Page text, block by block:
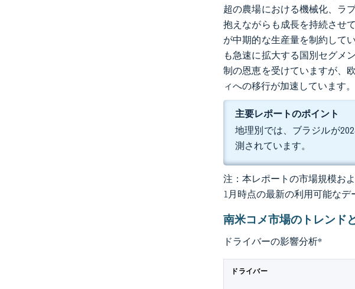
超の農場における機械化、ラ
抱えながらも成長を持続させ
が中期的な生産量を制約して
も急速に拡大する国別セグメ
制の恩恵を受けていますが、
ィへの移行が加速しています。
主要レポートのポイント
地理別では、ブラジルが
測されています。
注：本レポートの市場規模お
1月時点の最新の利用可能なデ
南米コメ市場のトレンド
ドライバーの影響分析*
ドライバー